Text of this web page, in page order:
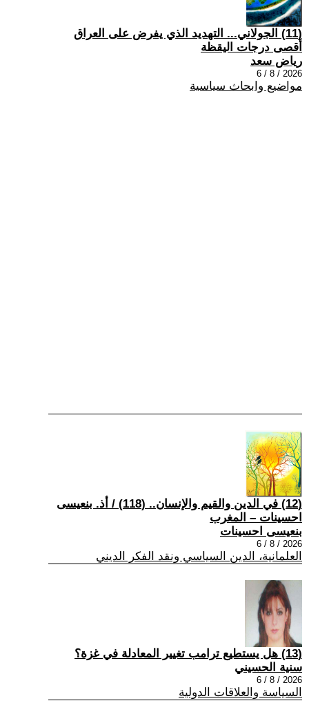
(11) الجولاني... التهديد الذي يفرض على العراق
أقصى درجات اليقظة
رياض سعد
2026 / 8 / 6
مواضيع وابحاث سياسية
(12) في الدين والقيم والإنسان.. (118) / أذ. بنعيسى
احسينات – المغرب
بنعيسى احسينات
2026 / 8 / 6
العلمانية، الدين السياسي ونقد الفكر الديني
(13) هل يستطيع ترامب تغيير المعادلة في غزة؟
سنية الحسيني
2026 / 8 / 6
السياسة والعلاقات الدولية